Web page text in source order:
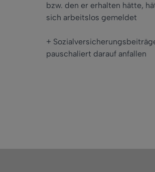
bzw. den er erhalten hätte,
sich arbeitslos gemeldet
+
pauschaliert darauf anfallen